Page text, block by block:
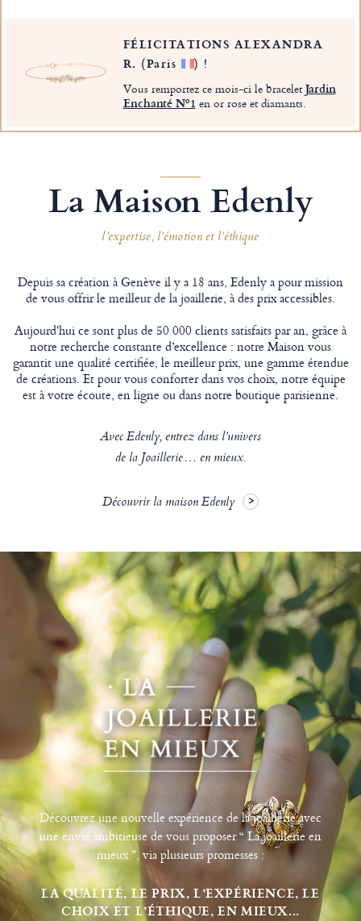
FÉLICITATIONS ALEXANDRA
R. (Paris ) !
Vous remportez ce mois-ci le braceletJardin
Enchanté Nº1 en or rose et diamants.
La Maison Edenly
l’expertise, l’émotion et l’éthique
Depuis sa création à Genève il y a 18 ans, Edenly a pour mission
de vous offrir le meilleur de la joaillerie, à des prix accessibles.
Aujourd'hui ce sont plus de 50 000 clients satisfaits par an, grâce à
notre recherche constante d’excellence : notre Maison vous
garantit une qualité certifiée, le meilleur prix, une gamme étendue
de créations. Et pour vous conforter dans vos choix, notre équipe
est à votre écoute, en ligne ou dans notre boutique parisienne.
Avec Edenly, entrez dans l’univers
de la Joaillerie… en mieux.
Découvrir la maison Edenly
Découvrez une nouvelle expérience de la joaillerie avec
une envie ambitieuse de vous proposer “ La joaillerie en
mieux ”, via plusieurs promesses :
LA QUALITÉ, LE PRIX, L’EXPÉRIENCE, LE
CHOIX ET L’ÉTHIQUE, EN MIEUX...